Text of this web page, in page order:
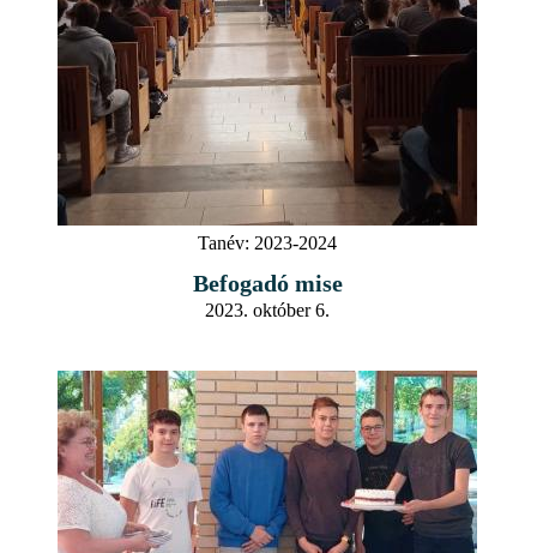
Tanév: 2023-2024
Befogadó mise
2023. október 6.